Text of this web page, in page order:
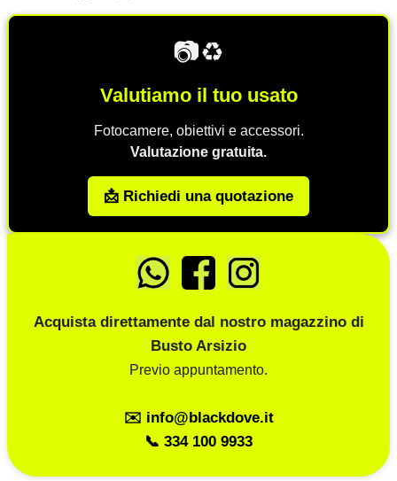
📷♻️
Valutiamo il tuo usato
Fotocamere, obiettivi e accessori.
Valutazione gratuita.
📩 Richiedi una quotazione
Acquista direttamente dal nostro magazzino di
Busto Arsizio
Previo appuntamento.
✉️ info@blackdove.it
📞 334 100 9933